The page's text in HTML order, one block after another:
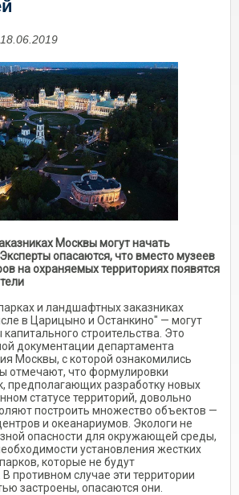
Москвы могут начать
опасаются, что вместо музеев
на охраняемых территориях появятся
и ландшафтных заказниках
в Царицыно и Останкино" — могут
строительства. Это
документации департамента
Москвы, с которой ознакомились
отмечают, что формулировки
предполагающих разработку новых
статусе территорий, довольно
построить множество объектов —
и океанариумов. Экологи не
опасности для окружающей среды,
установления жестких
которые не будут
противном случае эти территории
застроены, опасаются они.